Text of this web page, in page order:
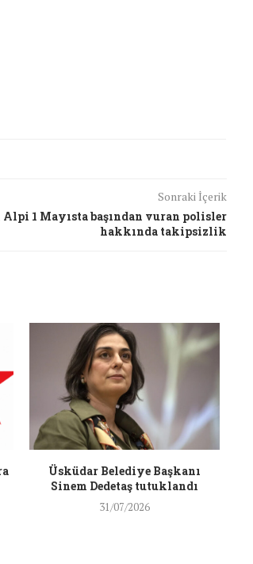
Sonraki İçerik
1 Mayısta başından vuran polisler
hakkında takipsizlik
Üsküdar Belediye Başkanı
Sinem Dedetaş tutuklandı
31/07/2026
Konuştuk
26/Şub/2018